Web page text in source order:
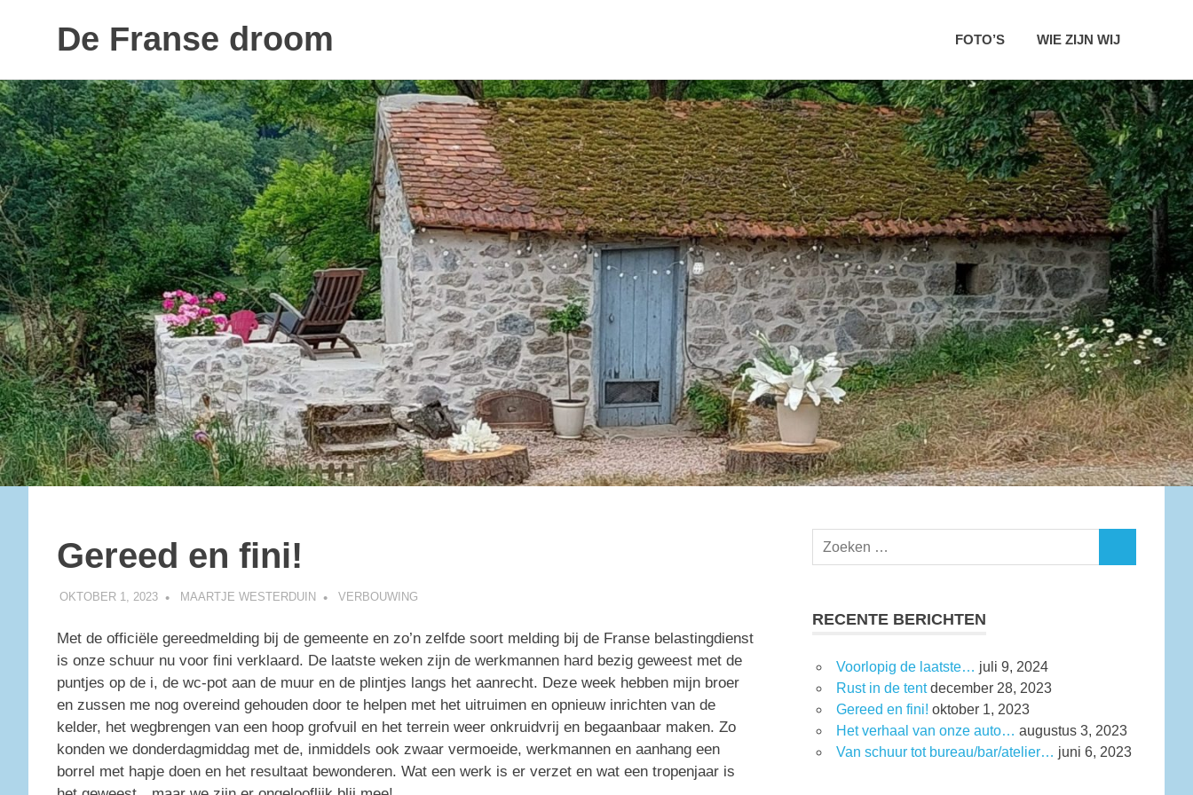
Naar
de
inhoud
springen
De Franse droom
huisje
FOTO’S WIE ZIJN WIJ
Gereed en fini!
OKTOBER 1, 2023 MAARTJE WESTERDUIN VERBOUWING
Met de officiële gereedmelding bij de gemeente en zo’n zelfde soort melding bij de Franse belastingdienst
is onze schuur nu voor fini verklaard. De laatste weken zijn de werkmannen hard bezig geweest met de
puntjes op de i, de wc-pot aan de muur en de plintjes langs het aanrecht. Deze week hebben mijn broer
en zussen me nog overeind gehouden door te helpen met het uitruimen en opnieuw inrichten van de
kelder, het wegbrengen van een hoop grofvuil en het terrein weer onkruidvrij en begaanbaar maken. Zo
konden we donderdagmiddag met de, inmiddels ook zwaar vermoeide, werkmannen en aanhang een
borrel met hapje doen en het resultaat bewonderen. Wat een werk is er verzet en wat een tropenjaar is
RECENTE BERICHTEN
Voorlopig de laatste… juli 9, 2024
Rust in de tent december 28, 2023
Gereed en fini! oktober 1, 2023
Het verhaal van onze auto… augustus 3, 2023
Van schuur tot bureau/bar/atelier… juni 6, 2023